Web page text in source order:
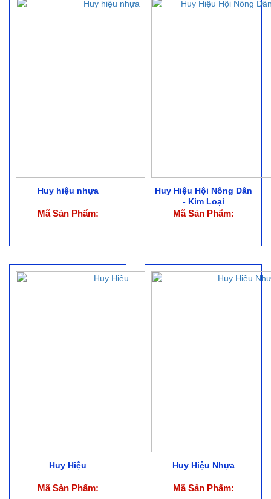
Huy hiệu nhựa
Mã Sản Phẩm:
Huy Hiệu Hội Nông Dân
- Kim Loại
Mã Sản Phẩm:
Huy Hiệu
Mã Sản Phẩm:
Huy Hiệu Nhựa
Mã Sản Phẩm: